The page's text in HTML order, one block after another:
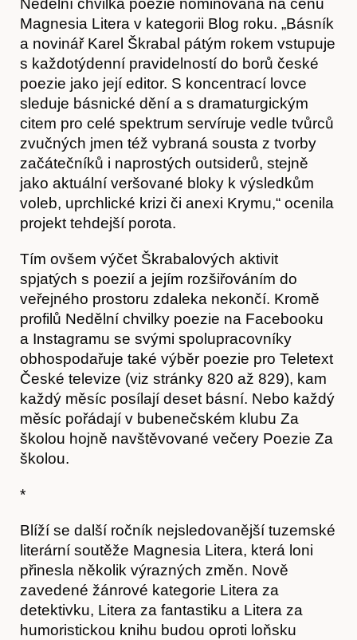
Magnesia Litera v kategorii Blog roku. „Básník
a novinář Karel Škrabal pátým rokem vstupuje
s každotýdenní pravidelností do borů české
poezie jako její editor. S koncentrací lovce
sleduje básnické dění a s dramaturgickým
citem pro celé spektrum servíruje vedle tvůrců
zvučných jmen též vybraná sousta z tvorby
začátečníků i naprostých outsiderů, stejně
jako aktuální veršované bloky k výsledkům
voleb, uprchlické krizi či anexi Krymu,“ ocenila
projekt tehdejší porota.
Tím ovšem výčet Škrabalových aktivit
spjatých s poezií a jejím rozšiřováním do
veřejného prostoru zdaleka nekončí. Kromě
profilů Nedělní chvilky poezie na Facebooku
a Instagramu se svými spolupracovníky
obhospodařuje také výběr poezie pro Teletext
České televize (viz stránky 820 až 829), kam
každý měsíc posílají deset básní. Nebo každý
měsíc pořádají v bubenečském klubu Za
školou hojně navštěvované večery Poezie Za
školou.
*
Blíží se další ročník nejsledovanější tuzemské
literární soutěže Magnesia Litera, která loni
přinesla několik výrazných změn. Nově
zavedené žánrové kategorie Litera za
detektivku, Litera za fantastiku a Litera za
humoristickou knihu budou oproti loňsku